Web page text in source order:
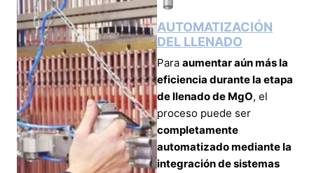
AUTOMATIZACIÓN
DEL LLENADO
Para aumentar aún más la
eficiencia durante la etapa
de llenado de MgO, el
proceso puede ser
completamente
automatizado mediante la
integración de sistemas